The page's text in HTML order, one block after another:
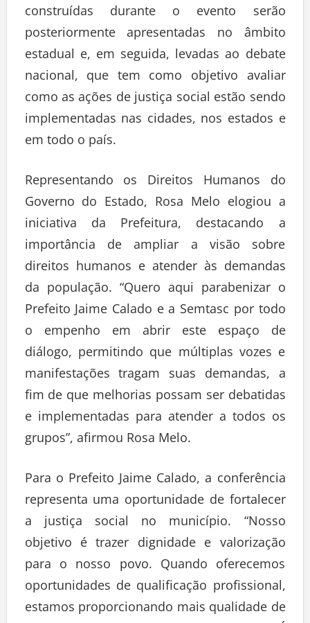
construídas durante o evento serão
posteriormente apresentadas no âmbito
estadual e, em seguida, levadas ao debate
nacional, que tem como objetivo avaliar
como as ações de justiça social estão sendo
implementadas nas cidades, nos estados e
em todo o país.
Representando os Direitos Humanos do
Governo do Estado, Rosa Melo elogiou a
iniciativa da Prefeitura, destacando a
importância de ampliar a visão sobre
direitos humanos e atender às demandas
da população. “Quero aqui parabenizar o
Prefeito Jaime Calado e a Semtasc por todo
o empenho em abrir este espaço de
diálogo, permitindo que múltiplas vozes e
manifestações tragam suas demandas, a
fim de que melhorias possam ser debatidas
e implementadas para atender a todos os
grupos”, afirmou Rosa Melo.
Para o Prefeito Jaime Calado, a conferência
representa uma oportunidade de fortalecer
a justiça social no município. “Nosso
objetivo é trazer dignidade e valorização
para o nosso povo. Quando oferecemos
oportunidades de qualificação profissional,
estamos proporcionando mais qualidade de